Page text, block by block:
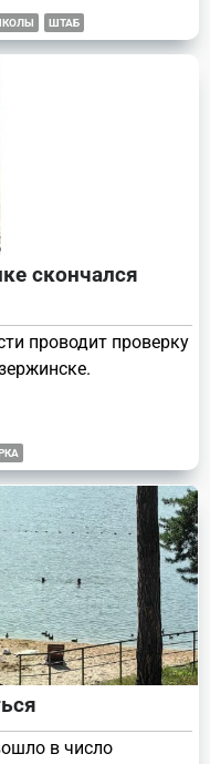
ШТАБ
скончался
проводит проверку
в число